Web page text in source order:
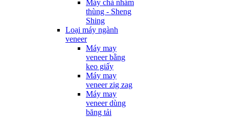
Máy chà nhám
thùng - Sheng
Shing
Loại máy ngành
veneer
Máy may
veneer bằng
keo giấy
Máy may
veneer zig zag
Máy may
veneer dùng
băng tải